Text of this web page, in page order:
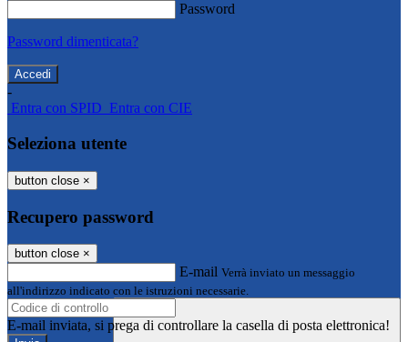
Password
Password dimenticata?
-
Entra con SPID Entra con CIE
Seleziona utente
button close ×
Recupero password
button close ×
E-mail Verrà inviato un messaggio
all'indirizzo indicato con le istruzioni necessarie.
E-mail inviata, si prega di controllare la casella di posta elettronica!